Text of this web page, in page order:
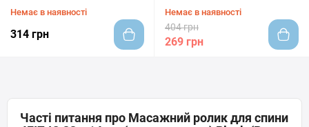
Немає в наявності
314 грн
Немає в наявності
404 грн
269 грн
Часті питання про Масажний ролик для спини